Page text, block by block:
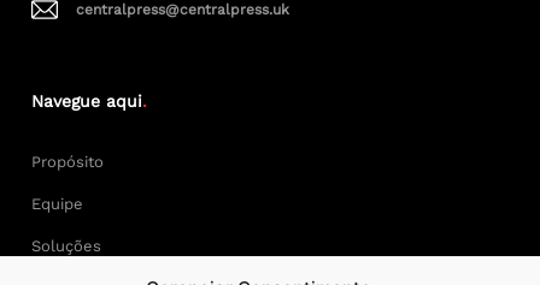
centralpress@centralpress.uk
Navegue aqui.
Propósito
Equipe
Soluções